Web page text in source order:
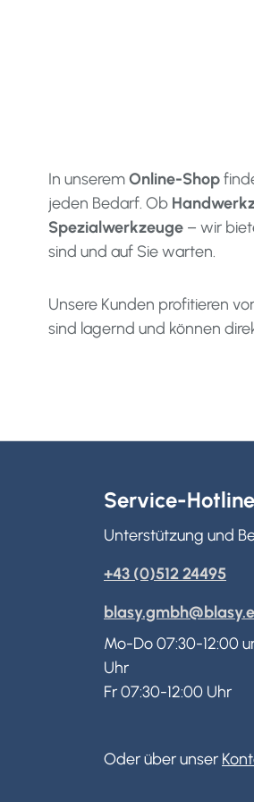
In unseremOnline-Shop
jeden Bedarf. Ob
Spezialwerkzeuge – wir
sind und auf Sie warten.
Unsere Kunden profitieren
sind lagernd und können
Service-Hotline
Unterstützung und
+43 (0)512 24495
Mo-Do 07:30-12:00
Uhr
Fr 07:30-12:00 Uhr
Oder über unser